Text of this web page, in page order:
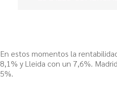
En estos momentos la
8,1% y Lleida con un 7,6%.
5%.